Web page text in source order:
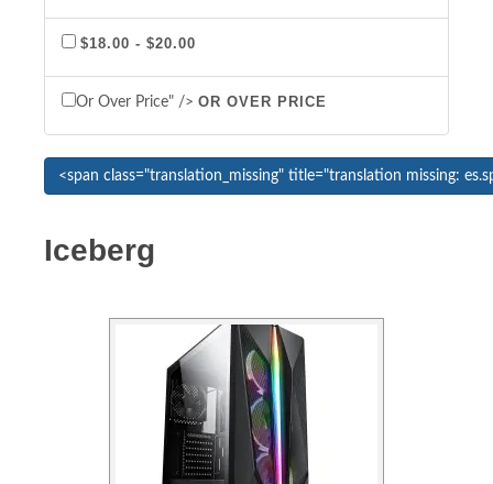
$18.00 - $20.00
Or Over Price" /> OR OVER PRICE
Iceberg